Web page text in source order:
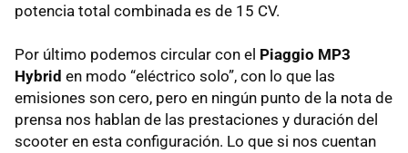
potencia total combinada es de 15 CV.
Por último podemos circular con el Piaggio MP3
Hybrid en modo “eléctrico solo”, con lo que las
emisiones son cero, pero en ningún punto de la nota de
prensa nos hablan de las prestaciones y duración del
scooter en esta configuración. Lo que si nos cuentan